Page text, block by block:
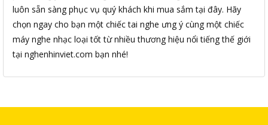
luôn sẵn sàng phục vụ quý khách khi mua sắm tại đây. Hãy
chọn ngay cho bạn một chiếc tai nghe ưng ý cùng một chiếc
máy nghe nhạc loại tốt từ nhiều thương hiệu nổi tiếng thế giới
tại nghenhinviet.com bạn nhé!